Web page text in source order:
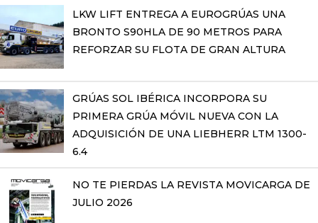
LKW LIFT ENTREGA A EUROGRÚAS UNA
BRONTO S90HLA DE 90 METROS PARA
REFORZAR SU FLOTA DE GRAN ALTURA
GRÚAS SOL IBÉRICA INCORPORA SU
PRIMERA GRÚA MÓVIL NUEVA CON LA
ADQUISICIÓN DE UNA LIEBHERR LTM 1300-
6.4
NO TE PIERDAS LA REVISTA MOVICARGA DE
JULIO 2026